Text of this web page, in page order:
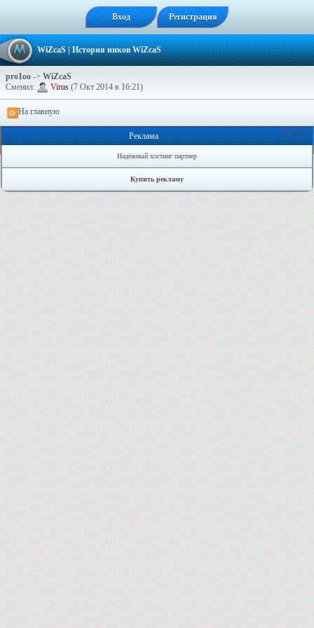
Вход Регистрация
WiZcaS| История ников WiZcaS
pro1oo -> WiZcaS
Сменил:
Virus (7 Окт 2014 в 16:21)
На главную
Онлайн: 0
Реклама
Надёжный хостинг партнер
Купить рекламу